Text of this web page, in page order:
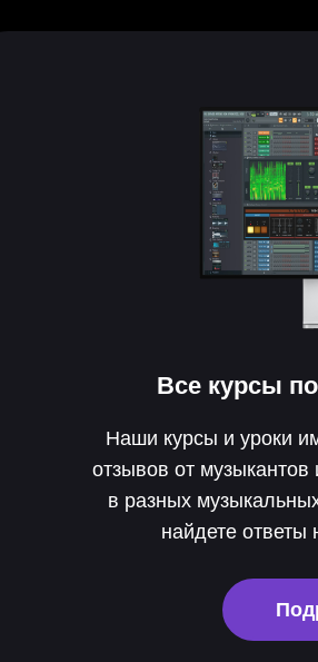
Наши курсы и уроки
отзывов от
в разных
найдете ответы
Все курсы по